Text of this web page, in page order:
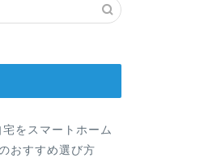
をスマートホーム
おすすめ選び方